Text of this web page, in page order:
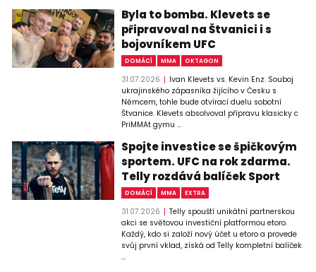
Byla to bomba. Klevets se
připravoval na Štvanici i s
bojovníkem UFC
DOMÁCÍ MMA OKTAGON
31.07.2026
Ivan Klevets vs. Kevin Enz. Souboj
ukrajinského zápasníka žijícího v Česku s
Němcem, tohle bude otvírací duelu sobotní
Štvanice. Klevets absolvoval přípravu klasicky c
PriMMAt gymu ...
Spojte investice se špičkovým
sportem. UFC na rok zdarma.
Telly rozdává balíček Sport
DOMÁCÍ MMA EXTRA
31.07.2026
Telly spouští unikátní partnerskou
akci se světovou investiční platformou etoro.
Každý, kdo si založí nový účet u etoro a provede
svůj první vklad, získá od Telly kompletní balíček
...